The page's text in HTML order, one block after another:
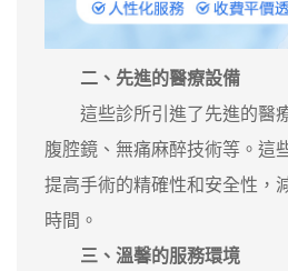
二、先進的醫療設備
這些診所引進了先進的醫
腹腔鏡、無痛麻醉技術等。這
提高手術的精確性和安全性，
時間。
三、溫馨的服務環境